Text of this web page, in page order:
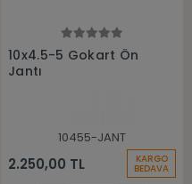
10x4.5-5 Gokart Ön
Jantı
10455-JANT
2.250,00 TL KARGO
BEDAVA